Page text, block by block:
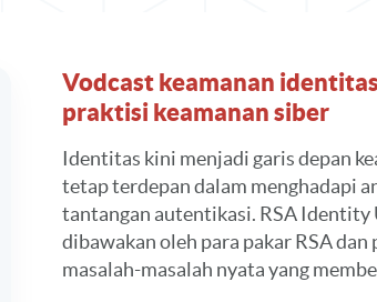
Vodcast keamanan
praktisi keamanan siber
Identitas kini menjadi garis depan
tetap terdepan dalam menghadapi
tantangan autentikasi. RSA Identity
dibawakan oleh para pakar RSA
masalah-masalah nyata yang